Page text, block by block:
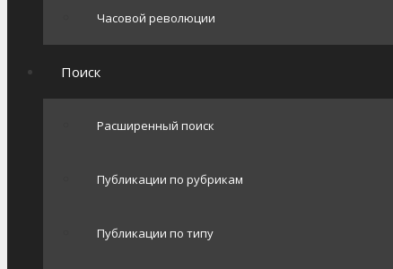
Часовой революции
Поиск
Расширенный поиск
Публикации по рубрикам
Публикации по типу